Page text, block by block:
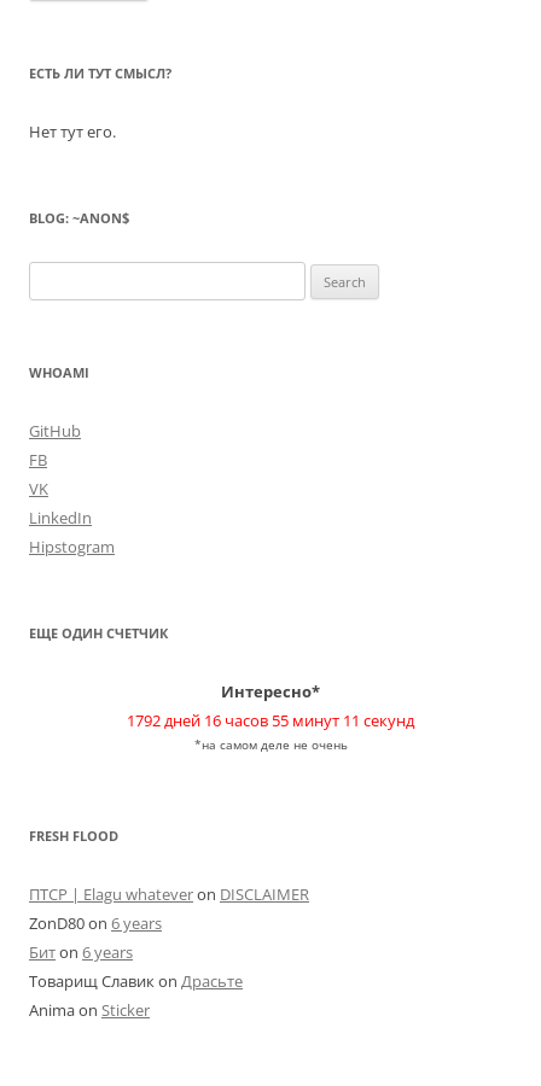
ЕСТЬ ЛИ ТУТ СМЫСЛ?
Нет тут его.
BLOG: ~ANON$
for:
WHOAMI
GitHub
FB
VK
LinkedIn
Hipstogram
ЕЩЕ ОДИН СЧЕТЧИК
Интересно*
1792 дней 16 часов 55 минут 11 секунд
*на самом деле не очень
FRESH FLOOD
ПТСР | Elagu whateveron DISCLAIMER
ZonD80on 6 years
Битon 6 years
Товарищ Славикon Драсьте
Animaon Sticker